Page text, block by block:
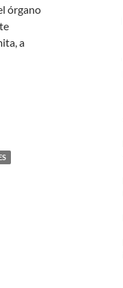
órgano
a
Savater